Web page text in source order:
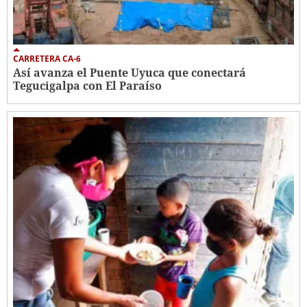
CARRETERA CA-6
Así avanza el Puente Uyuca que conectará
Tegucigalpa con El Paraíso